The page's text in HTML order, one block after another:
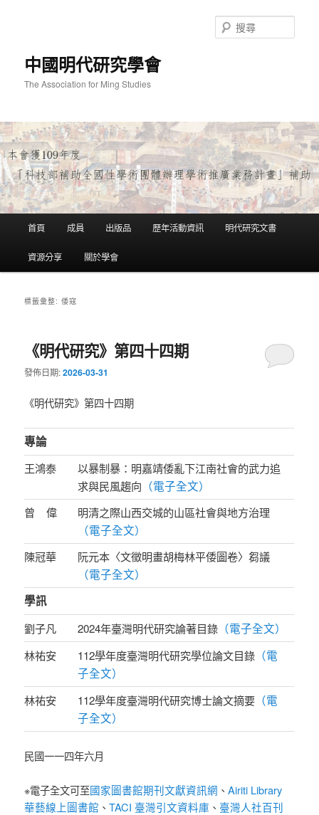
中國明代研究學會
The Association for Ming Studies
尋
首頁 成員 出版品 歷年活動資訊 明代研究文書
資源分享 關於學會
標籤彙整:倭寇
《明代研究》第四十四期
發佈日期:2026-03-31
《明代研究》第四十四期
專論
王鴻泰
以暴制暴：明嘉靖倭亂下江南社會的武力追
求與民風趨向 （電子全文）
曾 偉 明清之際山西交城的山區社會與地方治理
（電子全文）
陳冠華 阮元本〈文徵明畫胡梅林平倭圖卷〉芻議
（電子全文）
學訊
劉子凡 2024年臺灣明代研究論著目錄 （電子全文）
林祐安 112學年度臺灣明代研究學位論文目錄 （電
子全文）
林祐安 112學年度臺灣明代研究博士論文摘要 （電
子全文）
民國一一四年六月
※電子全文可至國家圖書館期刊文獻資訊網 、Airiti Library
華藝線上圖書館 、TACI 臺灣引文資料庫 、 臺灣人社百刊